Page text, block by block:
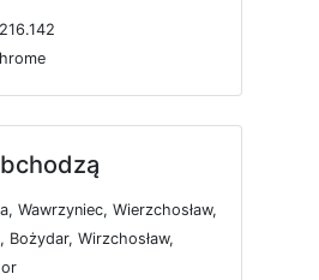
Wawrzyniec, Wierzchosław,
Bożydar, Wirzchosław,